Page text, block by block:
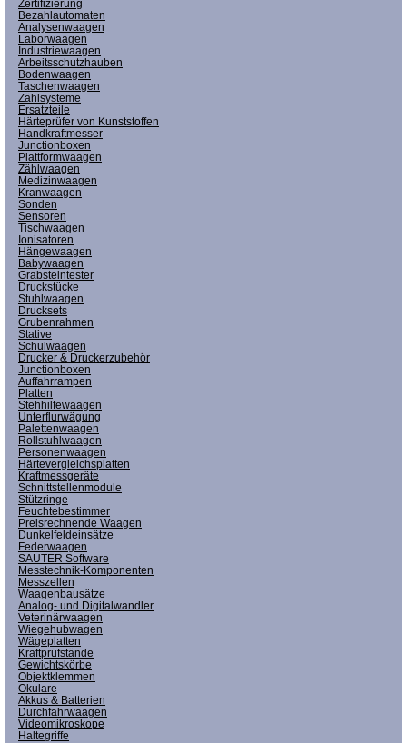
Zertifizierung
Bezahlautomaten
Analysenwaagen
Laborwaagen
Industriewaagen
Arbeitsschutzhauben
Bodenwaagen
Taschenwaagen
Zählsysteme
Ersatzteile
Härteprüfer von Kunststoffen
Handkraftmesser
Junctionboxen
Plattformwaagen
Zählwaagen
Medizinwaagen
Kranwaagen
Sonden
Sensoren
Tischwaagen
Ionisatoren
Hängewaagen
Babywaagen
Grabsteintester
Druckstücke
Stuhlwaagen
Drucksets
Grubenrahmen
Stative
Schulwaagen
Drucker & Druckerzubehör
Junctionboxen
Auffahrrampen
Platten
Stehhilfewaagen
Unterflurwägung
Palettenwaagen
Rollstuhlwaagen
Personenwaagen
Härtevergleichsplatten
Kraftmessgeräte
Schnittstellenmodule
Stützringe
Feuchtebestimmer
Preisrechnende Waagen
Dunkelfeldeinsätze
Federwaagen
SAUTER Software
Messtechnik-Komponenten
Messzellen
Waagenbausätze
Analog- und Digitalwandler
Veterinärwaagen
Wiegehubwagen
Wägeplatten
Kraftprüfstände
Gewichtskörbe
Objektklemmen
Okulare
Akkus & Batterien
Durchfahrwaagen
Videomikroskope
Haltegriffe